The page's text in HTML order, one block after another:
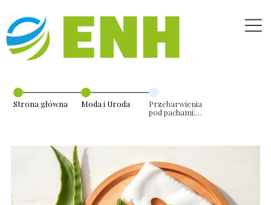
Strona główna Moda i Uroda
Przebarwienia
pod pachami: